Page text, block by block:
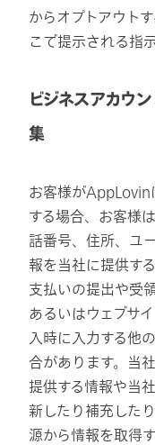
からオプトアウトす
こで提示される指
ビジネスアカウ
集
お客様がAppLovin
する場合、お客様
話番号、住所、ユ
報を当社に提供す
支払いの提出や受
あるいはウェブサ
入時に入力する他
合があります。当
提供する情報や当
新したり補充した
源から情報を取得